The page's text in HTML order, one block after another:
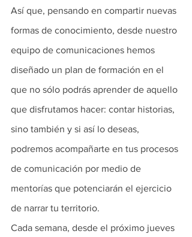
Así que, pensando en compartir nuevas
formas de conocimiento, desde nuestro
equipo de comunicaciones hemos
diseñado un plan de formación en el
que no sólo podrás aprender de aquello
que disfrutamos hacer: contar historias,
sino también y si así lo deseas,
podremos acompañarte en tus procesos
de comunicación por medio de
mentorías que potenciarán el ejercicio
de narrar tu territorio.
Cada semana, desde el próximo jueves